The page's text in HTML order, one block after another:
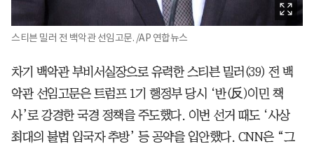
스티븐 밀러 전 백악관 선임고문. /AP 연합뉴스
차기 백악관 부비서실장으로 유력한 스티븐 밀러(39) 전 백
악관 선임고문은 트럼프 1기 행정부 당시 ‘반(反)이민 책
사’로 강경한 국경 정책을 주도했다. 이번 선거 때도 ‘사상
최대의 불법 입국자 추방’ 등 공약을 입안했다. CNN은 “그